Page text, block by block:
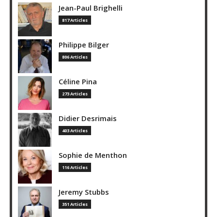
Jean-Paul Brighelli
817 Articles
Philippe Bilger
806 Articles
Céline Pina
273 Articles
Didier Desrimais
403 Articles
Sophie de Menthon
116 Articles
Jeremy Stubbs
351 Articles